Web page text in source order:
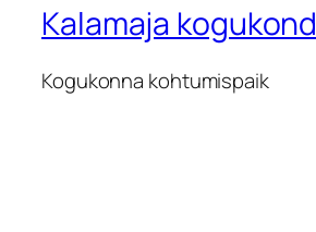
Kalamaja kogukond
Kogukonna kohtumispaik